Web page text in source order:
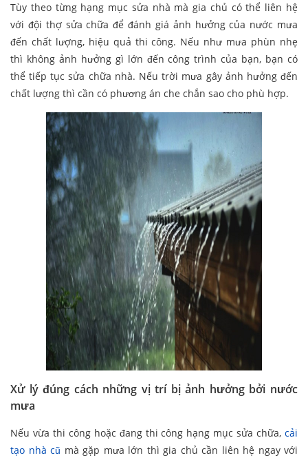
Tùy theo từng hạng mục sửa nhà mà gia chủ có thể liên hệ
với đội thợ sửa chữa để đánh giá ảnh hưởng của nước mưa
đến chất lượng, hiệu quả thi công. Nếu như mưa phùn nhẹ
thì không ảnh hưởng gì lớn đến công trình của bạn, bạn có
thể tiếp tục sửa chữa nhà. Nếu trời mưa gây ảnh hưởng đến
chất lượng thì cần có phương án che chắn sao cho phù hợp.
Xử lý đúng cách những vị trí bị ảnh hưởng bởi nước
mưa
Nếu vừa thi công hoặc đang thi công hạng mục sửa chữa, cải
tạo nhà cũ mà gặp mưa lớn thì gia chủ cần liên hệ ngay với